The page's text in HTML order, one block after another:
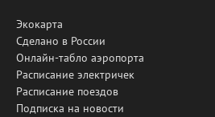
Экокарта
Сделано в России
Онлайн-табло аэропорта
Расписание электричек
Расписание поездов
Подписка на новости